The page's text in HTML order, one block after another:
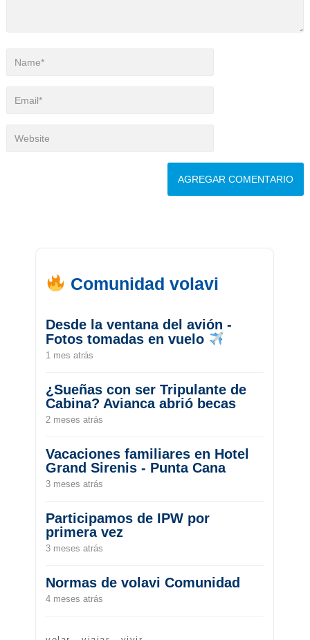
Comunidad volavi
Desde la ventana del avión -
Fotos tomadas en vuelo
1 mes atrás
¿Sueñas con ser Tripulante de
Cabina? Avianca abrió becas
2 meses atrás
Vacaciones familiares en Hotel
Grand Sirenis - Punta Cana
3 meses atrás
Participamos de IPW por
primera vez
3 meses atrás
Normas de volavi Comunidad
4 meses atrás